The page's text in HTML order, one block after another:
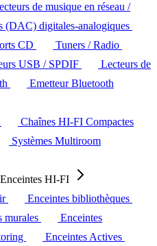
de musique en réseau /
(DAC) digitales-analogiques
CD
Tuners / Radio
USB / SPDIF
Lecteurs de
Emetteur Bluetooth
Chaînes HI-FI Compactes
Systèmes Multiroom
Enceintes HI-FI
Enceintes bibliothèques
murales
Enceintes
Enceintes Actives